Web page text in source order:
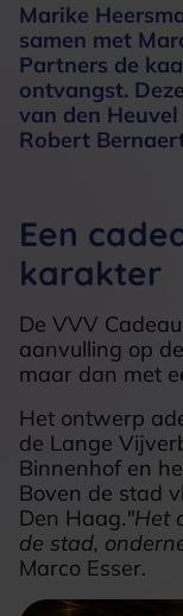
Marike
samen met
Partners de
ontvangst.
van den
Robert
Een
karakter
De VVV
aanvulling op
maar dan met
Het ontwerp
de Lange
Binnenhof en
Boven de stad
Den Haag."Het
de stad,
Marco Esser.